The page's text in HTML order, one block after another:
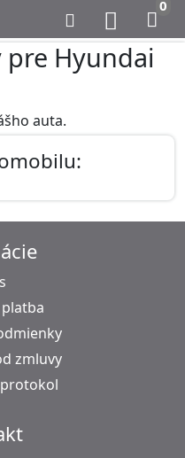
0
pre Hyundai
auta.
zmluvy